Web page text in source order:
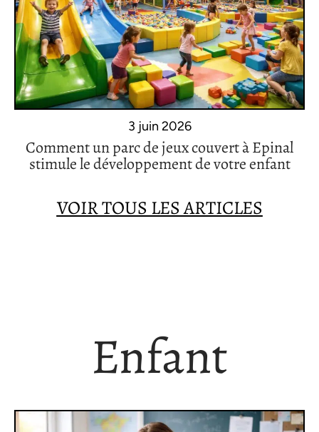
3 juin 2026
Comment un parc de jeux couvert à Epinal
stimule le développement de votre enfant
VOIR TOUS LES ARTICLES
Enfant